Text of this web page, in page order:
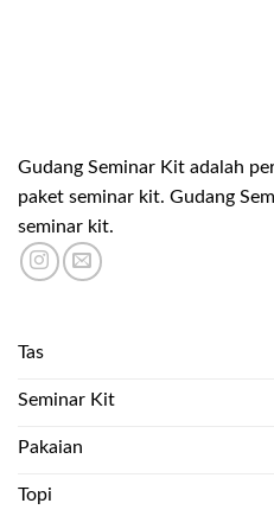
Gudang Seminar Kit adalah
paket seminar kit. Gudang
seminar kit.
Tas
Seminar Kit
Pakaian
Topi